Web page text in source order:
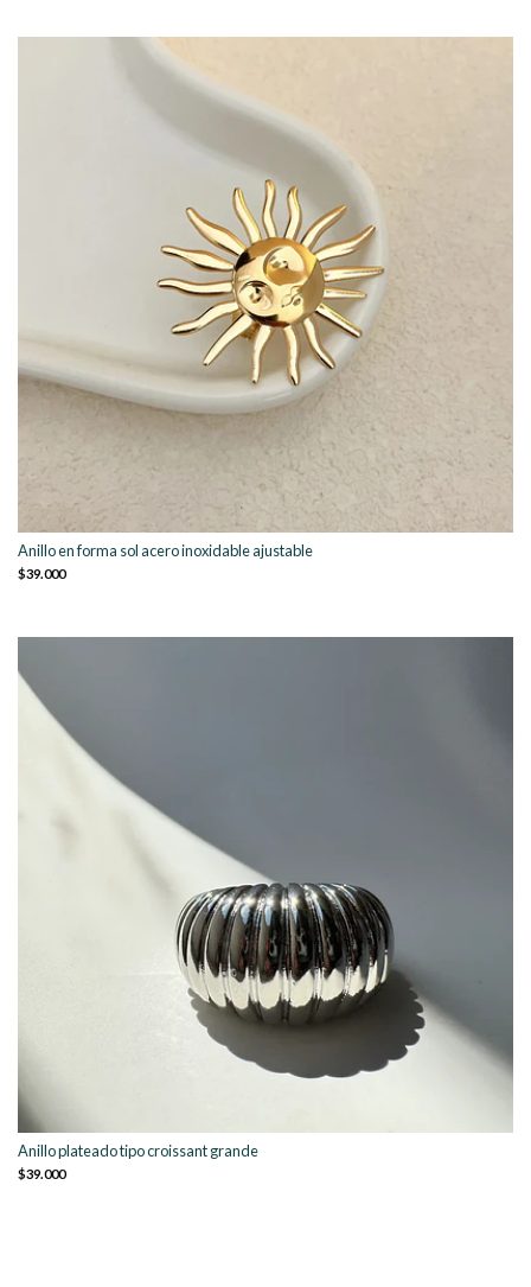
Anillo en forma sol acero inoxidable ajustable
$39.000
Anillo plateado tipo croissant grande
$39.000